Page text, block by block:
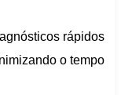
rápidos
o tempo